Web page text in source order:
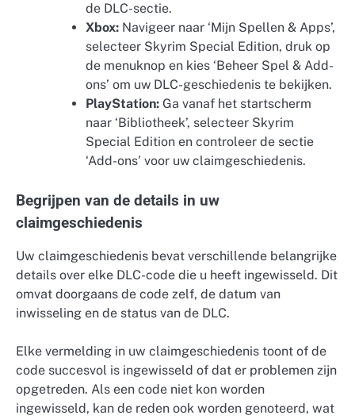
de DLC-sectie.
Xbox: Navigeer naar ‘Mijn Spellen & Apps’,
selecteer Skyrim Special Edition, druk op
de menuknop en kies ‘Beheer Spel & Add-
ons’ om uw DLC-geschiedenis te bekijken.
PlayStation: Ga vanaf het startscherm
naar ‘Bibliotheek’, selecteer Skyrim
Special Edition en controleer de sectie
‘Add-ons’ voor uw claimgeschiedenis.
Begrijpen van de details in uw
claimgeschiedenis
Uw claimgeschiedenis bevat verschillende belangrijke
details over elke DLC-code die u heeft ingewisseld. Dit
omvat doorgaans de code zelf, de datum van
inwisseling en de status van de DLC.
Elke vermelding in uw claimgeschiedenis toont of de
code succesvol is ingewisseld of dat er problemen zijn
opgetreden. Als een code niet kon worden
ingewisseld, kan de reden ook worden genoteerd, wat